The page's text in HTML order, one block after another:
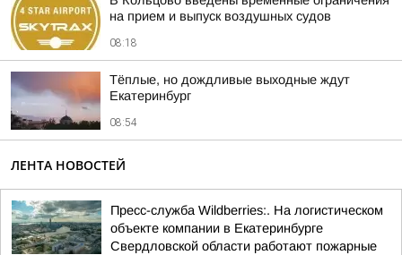
на прием и выпуск воздушных судов
08:18
Тёплые, но дождливые выходные ждут
Екатеринбург
08:54
ЛЕНТА НОВОСТЕЙ
Пресс-служба Wildberries:. На логистическом
объекте компании в Екатеринбурге
Свердловской области работают пожарные